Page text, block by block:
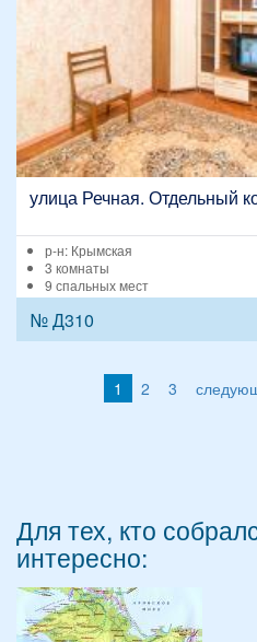
улица Речная. Отдельный
р-н: Крымская
3 комнаты
9 спальных мест
№ Д310
1 2 3
Для тех, кто
интересно: